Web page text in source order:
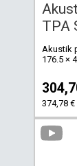
TPA
Akustik
176.5 ×
374,78 €